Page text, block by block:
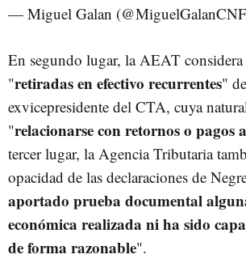
— Miguel Galan
En segundo lugar, la AEAT
"retiradas en efectivo recurrentes"
exvicepresidente del CTA, cuya
"relacionarse con retornos o pagos
tercer lugar, la Agencia Tributaria
opacidad de las declaraciones de
aportado prueba documental
económica realizada ni ha sido
de forma razonable".